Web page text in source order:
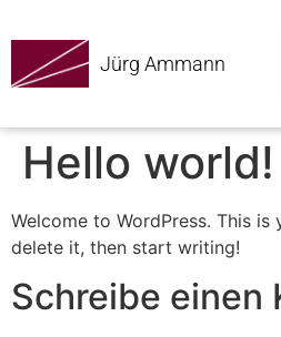
Jürg Ammann
Hello world!
Welcome to WordPress. This
delete it, then start writing!
Schreibe einen